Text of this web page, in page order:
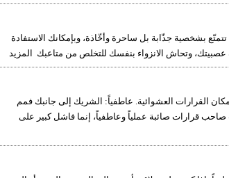
بشخصية جذّابة بل ساحرة وأخّاذة، وبإمكانك الاستفادة
عصبيتك، وتحاش الانزواء بنفسك للتخلص من متاعبك المزيد
القرارات العشوائية. عاطفياً: الشريك إلى جانبك فمم
قرارات صائبة عملياً وعاطفياً، إنما فاشل كبير على